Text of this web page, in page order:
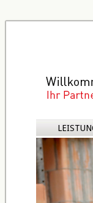
Navigation
überspringen